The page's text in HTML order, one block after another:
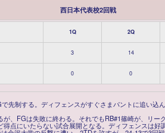
西日本代表校2回戦
1Q 2Q
3 14
0 0
先制する。ディフェンスがすぐさまパントに追い
、FGは失敗に終わる。それでもRB#1篠崎が、リー
点にいたらない試合展開となる。ディフェンスは